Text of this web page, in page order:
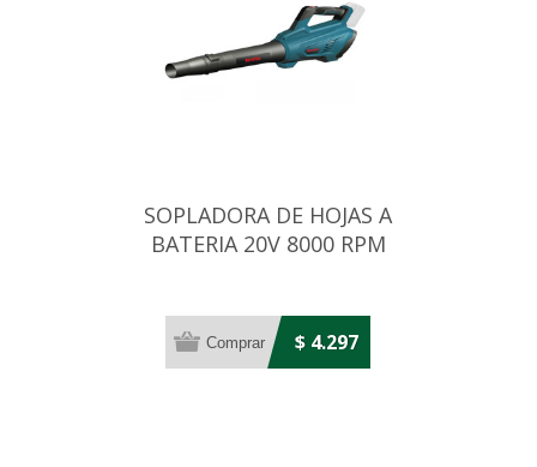
SOPLADORA DE HOJAS A
BATERIA 20V 8000 RPM
$ 4.297